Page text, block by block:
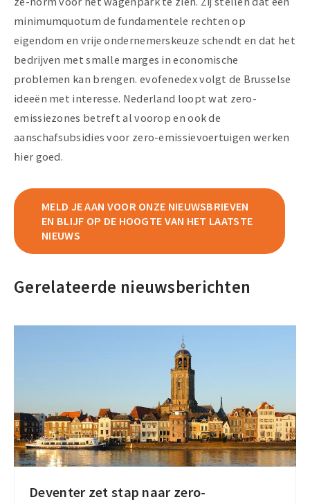
minimumquotum de fundamentele rechten op
eigendom en vrije ondernemerskeuze schendt en dat het
bedrijven met smalle marges in economische
problemen kan brengen. evofenedex volgt de Brusselse
ideeën met interesse. Nederland loopt wat zero-
emissiezones betreft al voorop en ook de
aanschafsubsidies voor zero-emissievoertuigen werken
hier goed.
MELD JE AAN VOOR ONZE NIEUWSBRIEVEN
EN BLIJF OP DE HOOGTE VAN HET LAATSTE
NIEUWS
Gerelateerde nieuwsberichten
Deventer zet stap naar zero-
Deventer